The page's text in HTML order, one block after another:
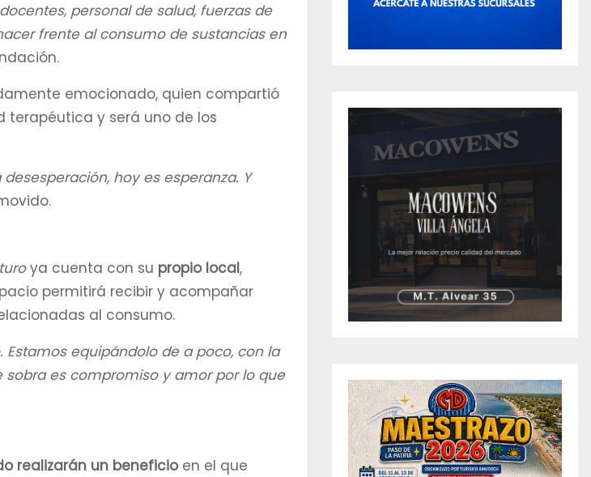
personal de salud, fuerzas de
frente al consumo de sustancias en
emocionado, quien compartió
y será uno de los
hoy es esperanza. Y
ya cuenta con su propio local,
permitirá recibir y acompañar
al consumo.
equipándolo de a poco, con la
sobra es compromiso y amor por lo que
realizarán un beneficioen el que